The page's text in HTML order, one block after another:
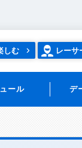
しむ レーサ
ール デ